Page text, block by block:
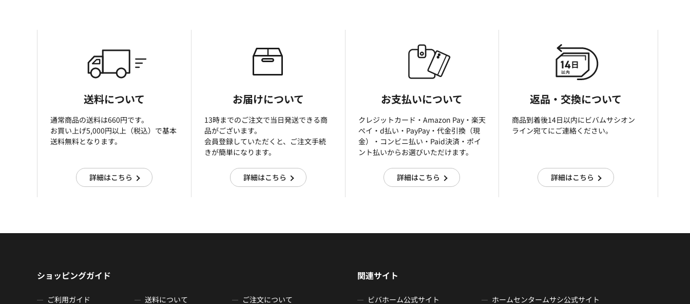
送料について
通常商品の送料は660円です。
お買い上げ5,000円以上（税込）で基本
送料無料となります。
詳細はこちら
お届けについて
13時までのご注文で当日発送できる商
品がございます。
会員登録していただくと、ご注文手続
きが簡単になります。
詳細はこちら
お支払いについて
クレジットカード・Amazon Pay・楽天
ぺイ・d払い・PayPay・代金引換（現
金）・コンビニ払い・Paid決済・ポイ
ント払いからお選びいただけます。
詳細はこちら
返品・交換について
商品到着後14日以内にビバムサシオン
ライン宛てにご連絡ください。
詳細はこちら
ショッピングガイド
ご利用ガイド 送料について ご注文について
関連サイト
ビバホーム公式サイト ホームセンタームサシ公式サイト